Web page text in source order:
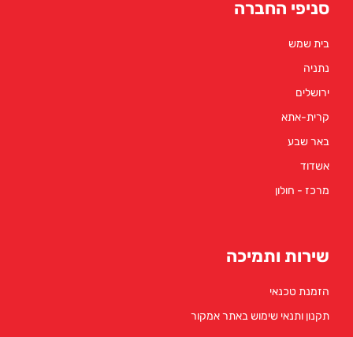
סניפי החברה
בית שמש
נתניה
ירושלים
קרית-אתא
באר שבע
אשדוד
מרכז - חולון
שירות ותמיכה
הזמנת טכנאי
תקנון ותנאי שימוש באתר אמקור